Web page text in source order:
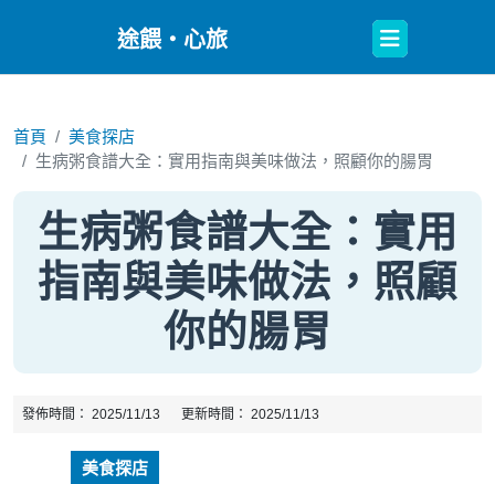
途餵・心旅
Open
Button
首頁
美食探店
生病粥食譜大全：實用指南與美味做法，照顧你的腸胃
生病粥食譜大全：實用
指南與美味做法，照顧
你的腸胃
發佈時間： 2025/11/13 更新時間： 2025/11/13
美食探店